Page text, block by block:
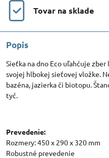
Tovar na sklade
Popis
Sieťka na dno Eco uľahčuje
svojej hlbokej sieťovej vložke.
bazéna, jazierka či biotopu.
tyč.
Prevedenie:
Rozmery: 450 x 290 x 320 mm
Robustné prevedenie